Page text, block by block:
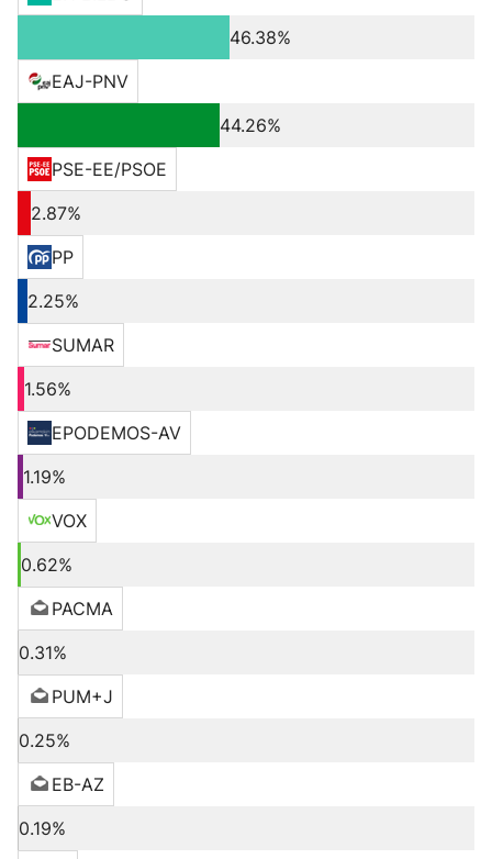
46.38%
EAJ-PNV
44.26%
PSE-EE/PSOE
2.87%
PP
2.25%
SUMAR
1.56%
EPODEMOS-AV
1.19%
VOX
0.62%
PACMA
0.31%
PUM+J
0.25%
EB-AZ
0.19%